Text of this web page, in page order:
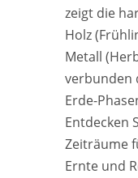
zeigt die
Holz
Metall
verbunden
Erde-
Entdecken
Zeiträume
Ernte und